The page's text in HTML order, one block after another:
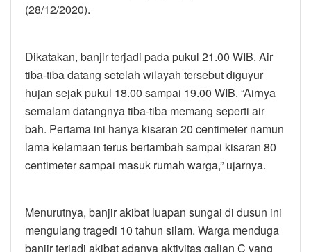
(28/12/2020).
Dikatakan, banjir terjadi pada pukul 21.00 WIB. Air
tiba-tiba datang setelah wilayah tersebut diguyur
hujan sejak pukul 18.00 sampai 19.00 WIB. “Airnya
semalam datangnya tiba-tiba memang seperti air
bah. Pertama ini hanya kisaran 20 centimeter namun
lama kelamaan terus bertambah sampai kisaran 80
centimeter sampai masuk rumah warga,” ujarnya.
Menurutnya, banjir akibat luapan sungai di dusun ini
mengulang tragedi 10 tahun silam. Warga menduga
banjir terjadi akibat adanya aktivitas galian C yang